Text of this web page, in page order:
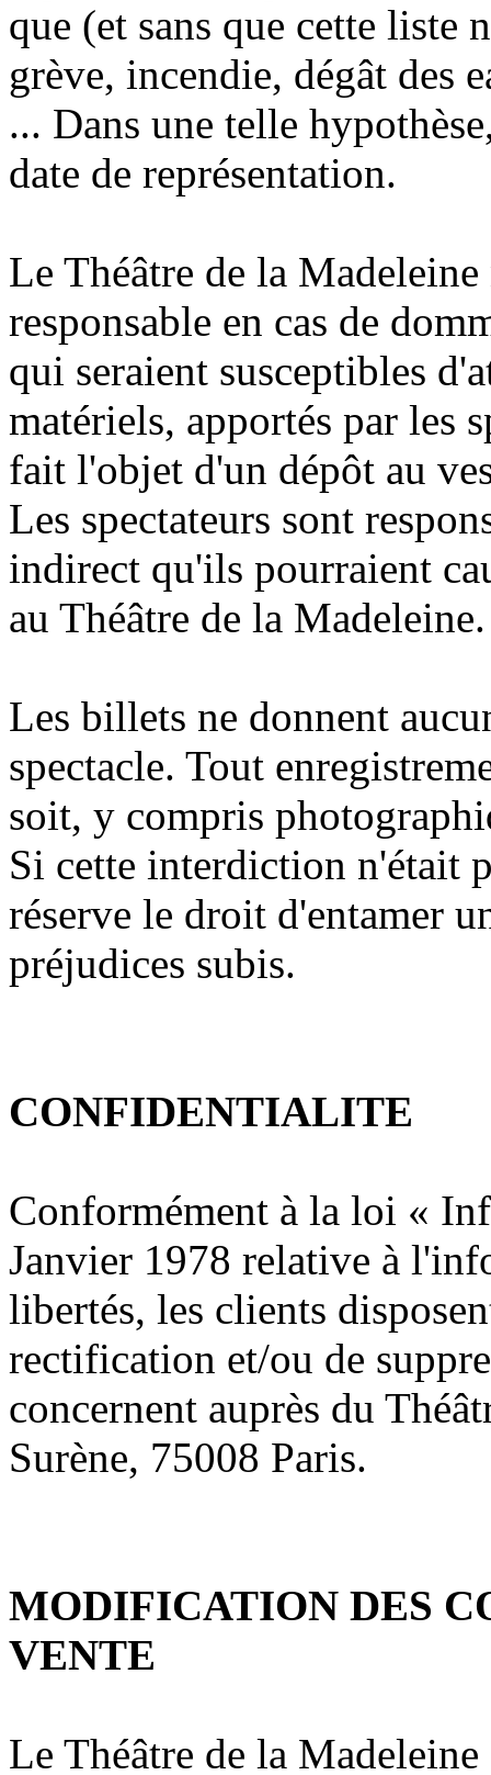
que (et sans que cette liste
grève, incendie, dégât des
... Dans une telle
date de représentation.
Le Théâtre de la
responsable en cas de
qui seraient susceptibles
matériels, apportés par les
fait l'objet d'un dépôt au
Les spectateurs sont
indirect qu'ils pourraient
au Théâtre de la Madeleine.
Les billets ne donnent
spectacle. Tout
soit, y compris
Si cette interdiction n'était
réserve le droit d'entamer
préjudices subis.
CONFIDENTIALITE
Conformément à la loi «
Janvier 1978 relative à
libertés, les clients
rectification et/ou de
concernent auprès du
Surène, 75008 Paris.
MODIFICATION DES
VENTE
Le Théâtre de la